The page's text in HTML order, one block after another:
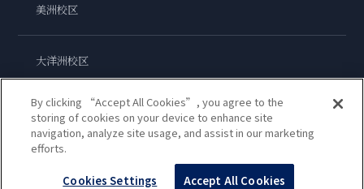
美洲校区
大洋洲校区
亚洲校区
By clicking “Accept All Cookies”, you agree to the
storing of cookies on your device to enhance site
navigation, analyze site usage, and assist in our marketing
efforts.
Cookies Settings Accept All Cookies